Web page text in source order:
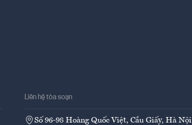
Liên hệ tòa soạn
Số 96-98 Hoàng Quốc Việt, Cầu Giấy, Hà Nội